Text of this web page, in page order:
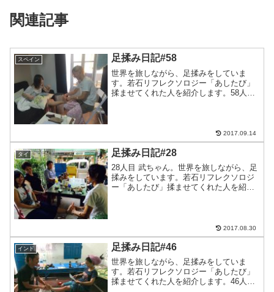
関連記事
スペイン 足揉み日記#58
世界を旅しながら、足揉みをしていま
す。若石リフレクソロジー「あしたび」
揉ませてくれた人を紹介します。58人目
2017.09.14
タイ 足揉み日記#28
28人目 武ちゃん。世界を旅しながら、足
揉みをしています。若石リフレクソロジ
ー「あしたび」揉ませてくれた人を紹介
2017.08.30
インド 足揉み日記#46
世界を旅しながら、足揉みをしていま
す。若石リフレクソロジー「あしたび」
揉ませてくれた人を紹介します。46人目